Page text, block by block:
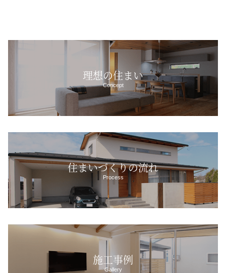
理想の住まい
Concept
住まいづくりの流れ
Process
施工事例
Gallery